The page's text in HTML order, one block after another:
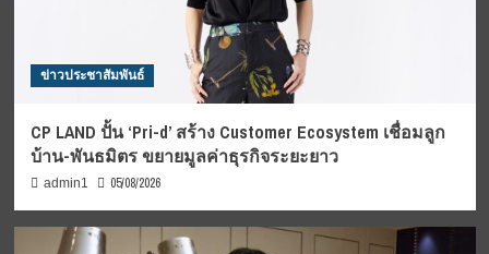
ข่าวประชาสัมพันธ์
CP LAND ปั้น ‘Pri-d’ สร้าง Customer Ecosystem เชื่อมลูก
บ้าน-พันธมิตร ขยายมูลค่าธุรกิจระยะยาว
admin1 05/08/2026